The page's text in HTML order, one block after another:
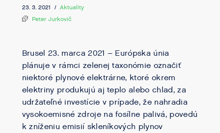
23. 3. 2021 / Aktuality
Peter Jurkovič
Brusel 23. marca 2021 – Európska únia
plánuje v rámci zelenej taxonómie označiť
niektoré plynové elektrárne, ktoré okrem
elektriny produkujú aj teplo alebo chlad, za
udržateľné investície v prípade, že nahradia
vysokoemisné zdroje na fosílne palivá, povedú
k zníženiu emisií skleníkových plynov